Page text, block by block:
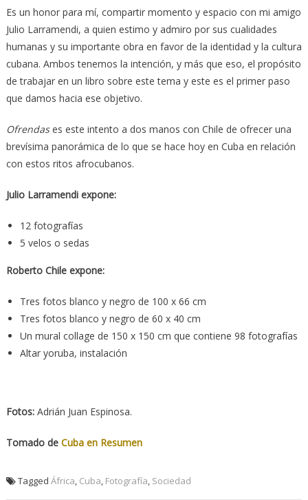
Es un honor para mí, compartir momento y espacio con mi amigo
Julio Larramendi, a quien estimo y admiro por sus cualidades
humanas y su importante obra en favor de la identidad y la cultura
cubana. Ambos tenemos la intención, y más que eso, el propósito
de trabajar en un libro sobre este tema y este es el primer paso
que damos hacia ese objetivo.
Ofrendases este intento a dos manos con Chile de ofrecer una
brevísima panorámica de lo que se hace hoy en Cuba en relación
con estos ritos afrocubanos.
Julio Larramendi expone:
12 fotografías
5 velos o sedas
Roberto Chile expone:
Tres fotos blanco y negro de 100 x 66 cm
Tres fotos blanco y negro de 60 x 40 cm
Un mural collage de 150 x 150 cm que contiene 98 fotografías
Altar yoruba, instalación
Fotos: Adrián Juan Espinosa.
Tomado de Cuba en Resumen
Tagged África, Cuba, Fotografía, Sociedad